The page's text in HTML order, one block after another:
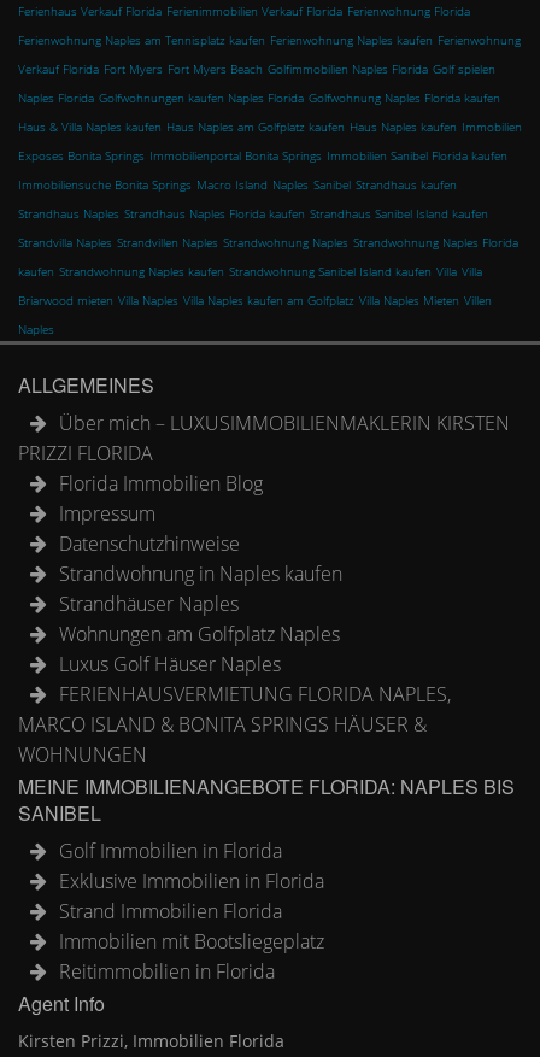
Ferienhaus Verkauf Florida Ferienimmobilien Verkauf Florida Ferienwohnung Florida
Ferienwohnung Naples am Tennisplatz kaufen Ferienwohnung Naples kaufen Ferienwohnung
Verkauf Florida Fort Myers Fort Myers Beach Golfimmobilien Naples Florida Golf spielen
Naples Florida Golfwohnungen kaufen Naples Florida Golfwohnung Naples Florida kaufen
Haus & Villa Naples kaufen Haus Naples am Golfplatz kaufen Haus Naples kaufen Immobilien
Exposes Bonita Springs Immobilienportal Bonita Springs Immobilien Sanibel Florida kaufen
Immobiliensuche Bonita Springs Macro Island Naples Sanibel Strandhaus kaufen
Strandhaus Naples Strandhaus Naples Florida kaufen Strandhaus Sanibel Island kaufen
Strandvilla Naples Strandvillen Naples Strandwohnung Naples Strandwohnung Naples Florida
kaufen Strandwohnung Naples kaufen Strandwohnung Sanibel Island kaufen Villa Villa
Briarwood mieten Villa Naples Villa Naples kaufen am Golfplatz Villa Naples Mieten Villen
Naples
ALLGEMEINES
Über mich – LUXUSIMMOBILIENMAKLERIN KIRSTEN
PRIZZI FLORIDA
Florida Immobilien Blog
Impressum
Datenschutzhinweise
Strandwohnung in Naples kaufen
Strandhäuser Naples
Wohnungen am Golfplatz Naples
Luxus Golf Häuser Naples
FERIENHAUSVERMIETUNG FLORIDA NAPLES,
MARCO ISLAND & BONITA SPRINGS HÄUSER &
WOHNUNGEN
MEINE IMMOBILIENANGEBOTE FLORIDA: NAPLES BIS
SANIBEL
Golf Immobilien in Florida
Exklusive Immobilien in Florida
Strand Immobilien Florida
Immobilien mit Bootsliegeplatz
Reitimmobilien in Florida
Agent Info
Kirsten Prizzi, Immobilien Florida